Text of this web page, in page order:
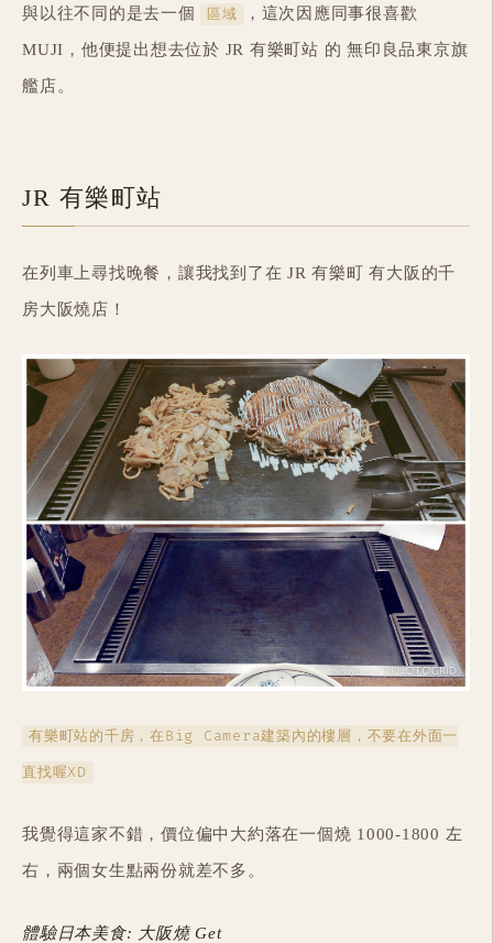
與以往不同的是去一個 區域 ，這次因應同事很喜歡
MUJI，他便提出想去位於 JR 有樂町站 的 無印良品東京旗
艦店。
JR 有樂町站
在列車上尋找晚餐，讓我找到了在 JR 有樂町 有大阪的千
房大阪燒店！
有樂町站的千房，在Big Camera建築內的樓層，不要在外面一
直找喔XD
我覺得這家不錯，價位偏中大約落在一個燒 1000-1800 左
右，兩個女生點兩份就差不多。
體驗日本美食: 大阪燒 Get